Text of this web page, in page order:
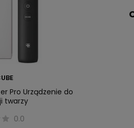
Pro Urządzenie do
twarzy
0.0